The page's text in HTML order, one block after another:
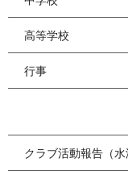
高等学校
行事
クラブ活動報告（水